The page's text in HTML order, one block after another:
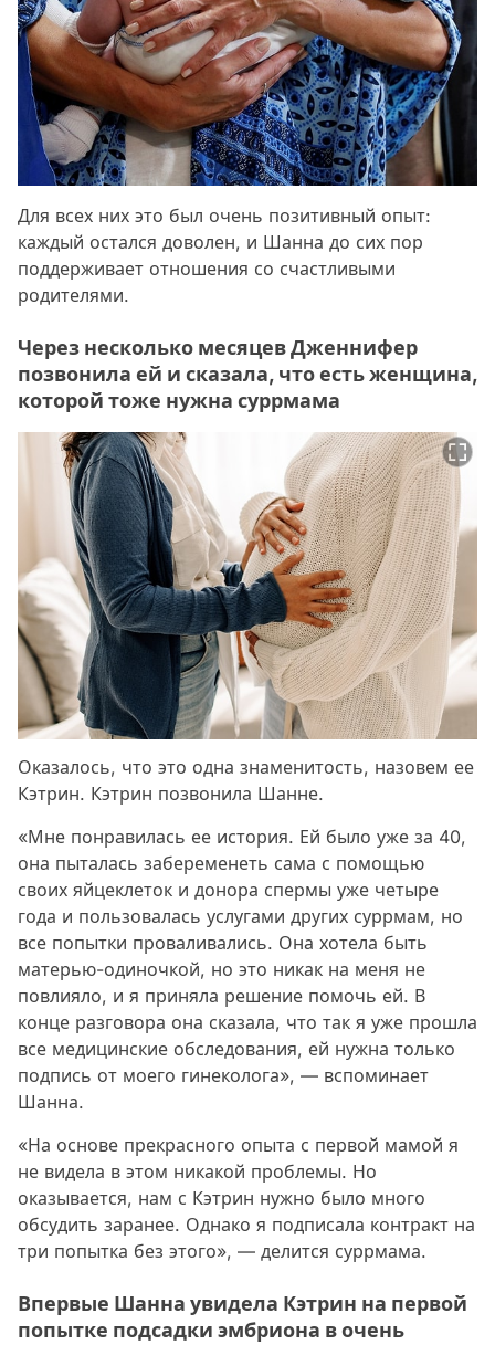
Для всех них это был очень позитивный опыт:
каждый остался доволен, и Шанна до сих пор
поддерживает отношения со счастливыми
родителями.
Через несколько месяцев Дженнифер
позвонила ей и сказала, что есть женщина,
которой тоже нужна суррмама
Оказалось, что это одна знаменитость, назовем ее
Кэтрин. Кэтрин позвонила Шанне.
«Мне понравилась ее история. Ей было уже за 40,
она пыталась забеременеть сама с помощью
своих яйцеклеток и донора спермы уже четыре
года и пользовалась услугами других суррмам, но
все попытки проваливались. Она хотела быть
матерью-одиночкой, но это никак на меня не
повлияло, и я приняла решение помочь ей. В
конце разговора она сказала, что так я уже прошла
все медицинские обследования, ей нужна только
подпись от моего гинеколога», — вспоминает
Шанна.
«На основе прекрасного опыта с первой мамой я
не видела в этом никакой проблемы. Но
оказывается, нам с Кэтрин нужно было много
обсудить заранее. Однако я подписала контракт на
три попытка без этого», — делится суррмама.
Впервые Шанна увидела Кэтрин на первой
попытке подсадки эмбриона в очень